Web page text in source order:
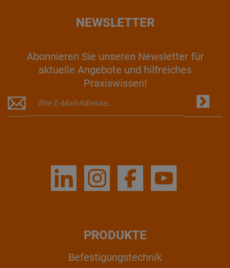
NEWSLETTER
Abonnieren Sie unseren Newsletter für
aktuelle Angebote und hilfreiches
Praxiswissen!
PRODUKTE
Befestigungstechnik